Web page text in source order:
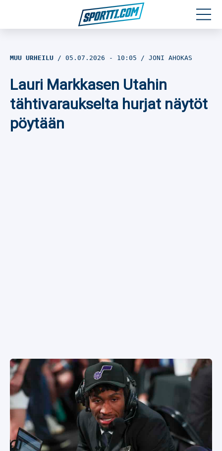
Jalkapallo
Yleisurheilu
MUU URHEILU 05.07.2026 - 10:05 JONI AHOKAS
Lauri Markkasen Utahin
tähtivaraukselta hurjat näytöt
pöytään